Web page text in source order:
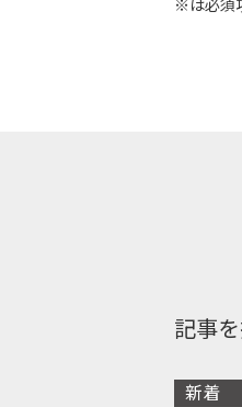
※は必須
記事
新着